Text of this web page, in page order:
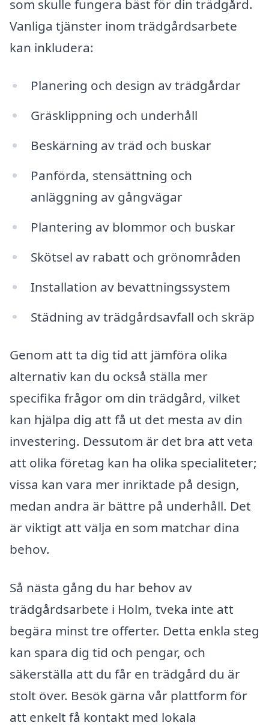
som skulle fungera bäst för din trädgård.
Vanliga tjänster inom trädgårdsarbete
kan inkludera:
Planering och design av trädgårdar
Gräsklippning och underhåll
Beskärning av träd och buskar
Panförda, stensättning och
anläggning av gångvägar
Plantering av blommor och buskar
Skötsel av rabatt och grönområden
Installation av bevattningssystem
Städning av trädgårdsavfall och skräp
Genom att ta dig tid att jämföra olika
alternativ kan du också ställa mer
specifika frågor om din trädgård, vilket
kan hjälpa dig att få ut det mesta av din
investering. Dessutom är det bra att veta
att olika företag kan ha olika specialiteter;
vissa kan vara mer inriktade på design,
medan andra är bättre på underhåll. Det
är viktigt att välja en som matchar dina
behov.
Så nästa gång du har behov av
trädgårdsarbete i Holm, tveka inte att
begära minst tre offerter. Detta enkla steg
kan spara dig tid och pengar, och
säkerställa att du får en trädgård du är
stolt över. Besök gärna vår plattform för
att enkelt få kontakt med lokala